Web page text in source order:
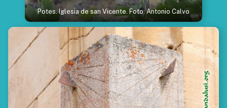
Potes. Iglesia de san Vicente. Foto: Antonio Calvo